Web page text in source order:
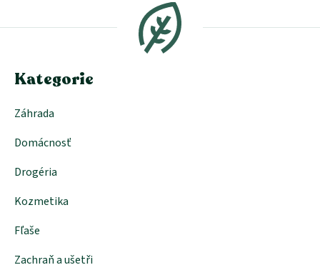
d
a
c
i
ä
Kategorie
Záhrada
Domácnosť
Drogéria
Kozmetika
Fľaše
Zachraň a ušetři